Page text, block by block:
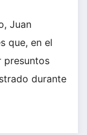
Juan
que, en el
presuntos
durante